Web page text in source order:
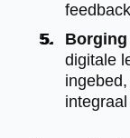
digitale